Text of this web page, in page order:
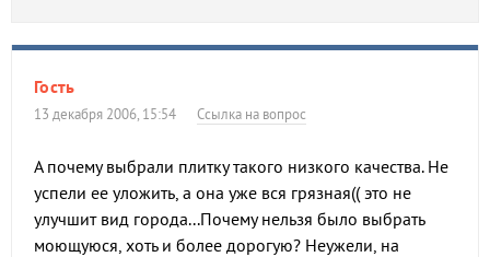
Гость
13 декабря 2006, 15:54 Ссылка на вопрос
А почему выбрали плитку такого низкого качества. Не
успели ее уложить, а она уже вся грязная(( это не
улучшит вид города...Почему нельзя было выбрать
моющуюся, хоть и более дорогую? Неужели, на